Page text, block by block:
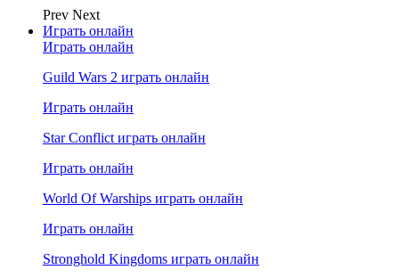
Prev Next
Играть онлайн
Играть онлайн
Guild Wars 2 играть онлайн
Играть онлайн
Star Conflict играть онлайн
Играть онлайн
World Of Warships играть онлайн
Играть онлайн
Stronghold Kingdoms играть онлайн